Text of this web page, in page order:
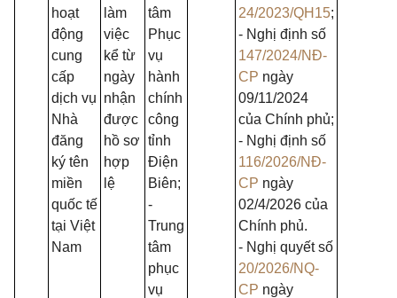
hoạt
động
cung
cấp
dịch vụ
Nhà
đăng
ký tên
miền
quốc tế
tại Việt
Nam
làm
việc
kể từ
ngày
nhận
được
hồ sơ
hợp
lệ
tâm
Phục
vụ
hành
chính
công
tỉnh
Điện
Biên;
-
Trung
tâm
phục
vụ
24/2023/QH15;
- Nghị định số
147/2024/NĐ-
CP ngày
09/11/2024
của Chính phủ;
- Nghị định số
116/2026/NĐ-
CP ngày
02/4/2026 của
Chính phủ.
- Nghị quyết số
20/2026/NQ-
CP ngày